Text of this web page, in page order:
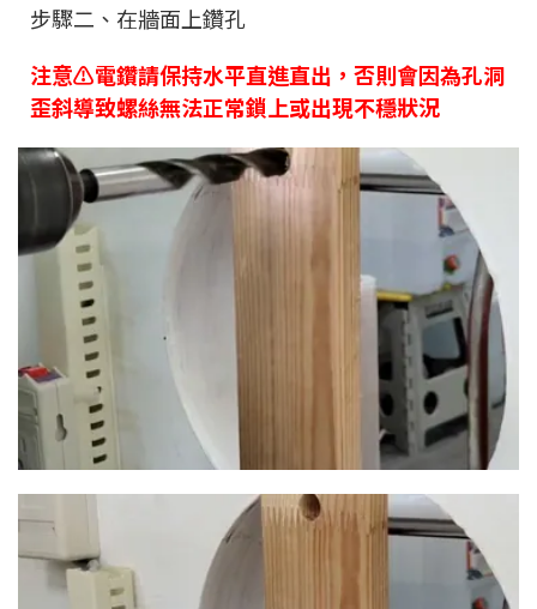
步驟二、在牆面上鑽孔
注意⚠️電鑽請保持水平直進直出，否則會因為孔洞
歪斜導致螺絲無法正常鎖上或出現不穩狀況